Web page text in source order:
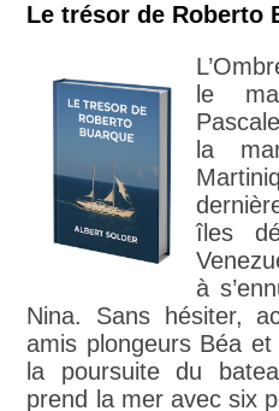
Le trésor de Roberto
le
la
îles
à
Nina. Sans hésiter,
amis plongeurs Béa
la poursuite du
prend la mer avec six